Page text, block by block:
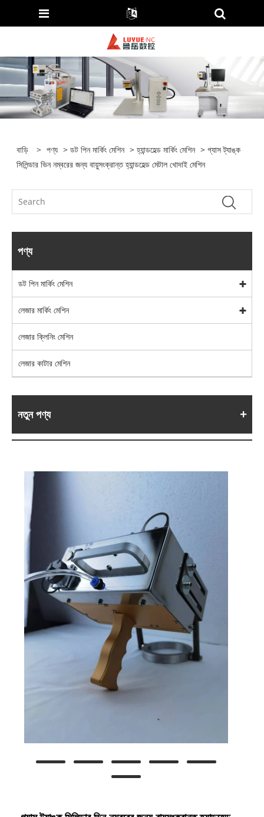
বাড়ি > পণ্য >ডট পিন মার্কিং মেশিন >হ্যান্ডহেল্ড মার্কিং মেশিন > গ্যাস ট্যাঙ্ক
সিলিন্ডার ভিন নম্বরের জন্য বায়ুসংক্রান্ত হ্যান্ডহেল্ড মেটাল খোদাই মেশিন
পণ্য
ডট পিন মার্কিং মেশিন
লেজার মার্কিং মেশিন
লেজার ক্লিনিং মেশিন
লেজার কাটার মেশিন
নতুন পণ্য